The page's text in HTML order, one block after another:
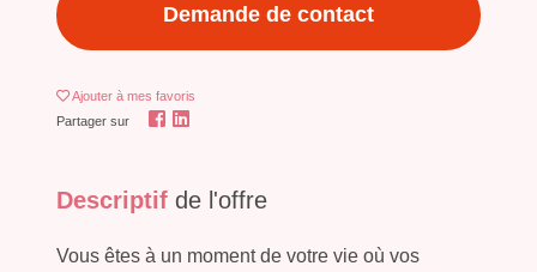
Demande de contact
Ajouter à mes favoris
Partager sur
Descriptif de l'offre
Vous êtes à un moment de votre vie où vos